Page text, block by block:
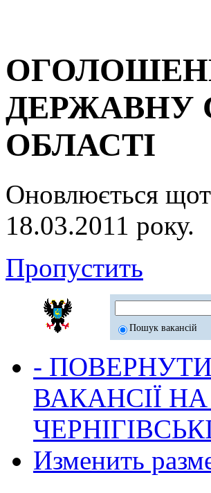
ДЕРЖАВНУ
ОБЛАСТІ
Оновлюється
18.03.2011 року.
Пропустить
Пошук вакансій
-
ВАКАНСІЇ
Изменить